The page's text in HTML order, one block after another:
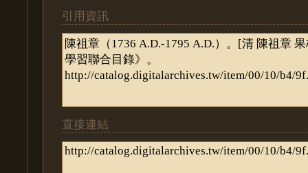
引用資訊
直接連結